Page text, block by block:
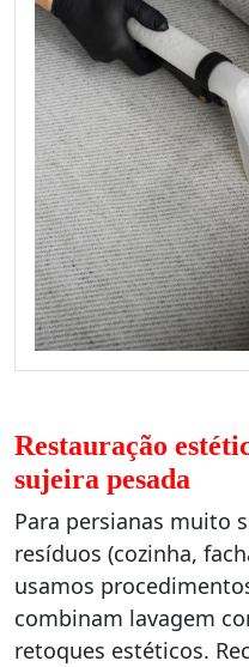
Restauração
sujeira pesada
Para persianas muito
resíduos (cozinha,
usamos
combinam lavagem
retoques estéticos.